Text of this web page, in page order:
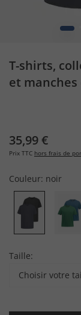
1
T-shirts,
et manches
35,99 €
Prix TTC hors frais de
Couleur: noir
Taille:
Choisir votre